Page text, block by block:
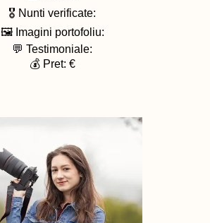
🎖️ Nunti verificate:
🖼️ Imagini portofoliu:
💬 Testimoniale:
💰 Pret: €